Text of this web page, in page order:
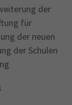
der
für
der neuen
der Schulen